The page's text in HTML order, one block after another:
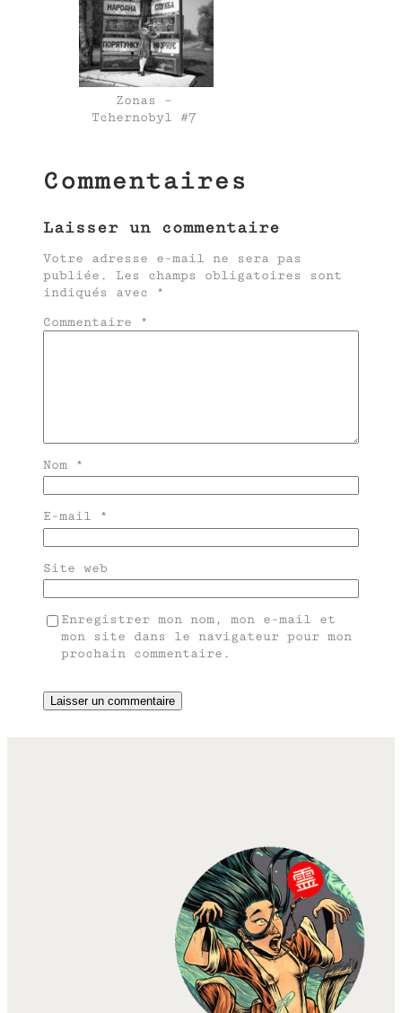
Zonas –
Tchernobyl #7
Commentaires
Laisser un commentaire
Votre adresse e-mail ne sera pas
publiée.
Les champs obligatoires sont
indiqués avec
*
Commentaire
*
Nom *
E-mail *
Site web
Enregistrer mon nom, mon e-mail et
mon site dans le navigateur pour mon
prochain commentaire.